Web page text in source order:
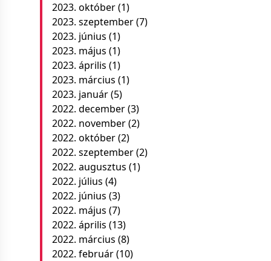
2023. október(1)
2023. szeptember(7)
2023. június (1)
2023. május (1)
2023. április (1)
2023. március (1)
2023. január(5)
2022. december(3)
2022. november(2)
2022. október(2)
2022. szeptember(2)
2022. augusztus (1)
2022. július (4)
2022. június (3)
2022. május (7)
2022. április (13)
2022. március (8)
2022. február(10)